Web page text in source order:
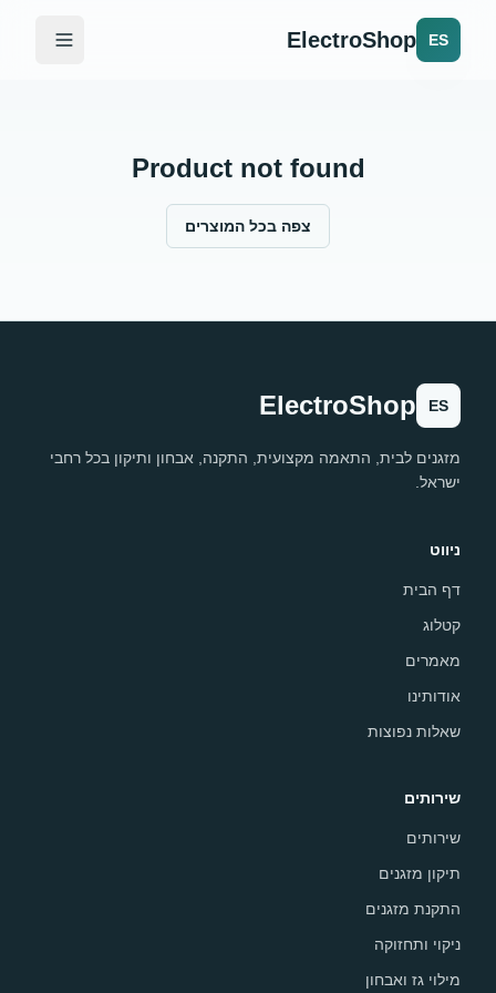
ES
ElectroShop
Product not found
צפה בכל המוצרים
ES
ElectroShop
מזגנים לבית, התאמה מקצועית, התקנה, אבחון ותיקון בכל רחבי
ישראל.
ניווט
דף הבית
קטלוג
מאמרים
אודותינו
שאלות נפוצות
שירותים
שירותים
תיקון מזגנים
התקנת מזגנים
ניקוי ותחזוקה
מילוי גז ואבחון